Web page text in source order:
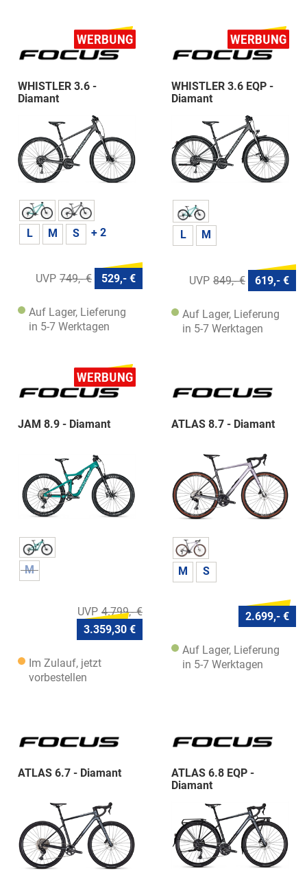
WHISTLER 3.6 -
Diamant
L M S + 2
749,- € 529,- €
Auf Lager, Lieferung
in 5-7 Werktagen
WHISTLER 3.6 EQP -
Diamant
L M
849,- € 619,- €
Auf Lager, Lieferung
in 5-7 Werktagen
JAM 8.9 - Diamant
M
4.799,- €
3.359,30 €
Im Zulauf, jetzt
vorbestellen
ATLAS 8.7 - Diamant
M S
2.699,- €
Auf Lager, Lieferung
in 5-7 Werktagen
ATLAS 6.7 - Diamant
ATLAS 6.8 EQP -
Diamant